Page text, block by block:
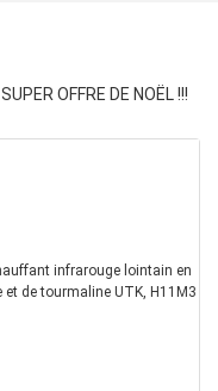
SUPER OFFRE DE NOËL !!!